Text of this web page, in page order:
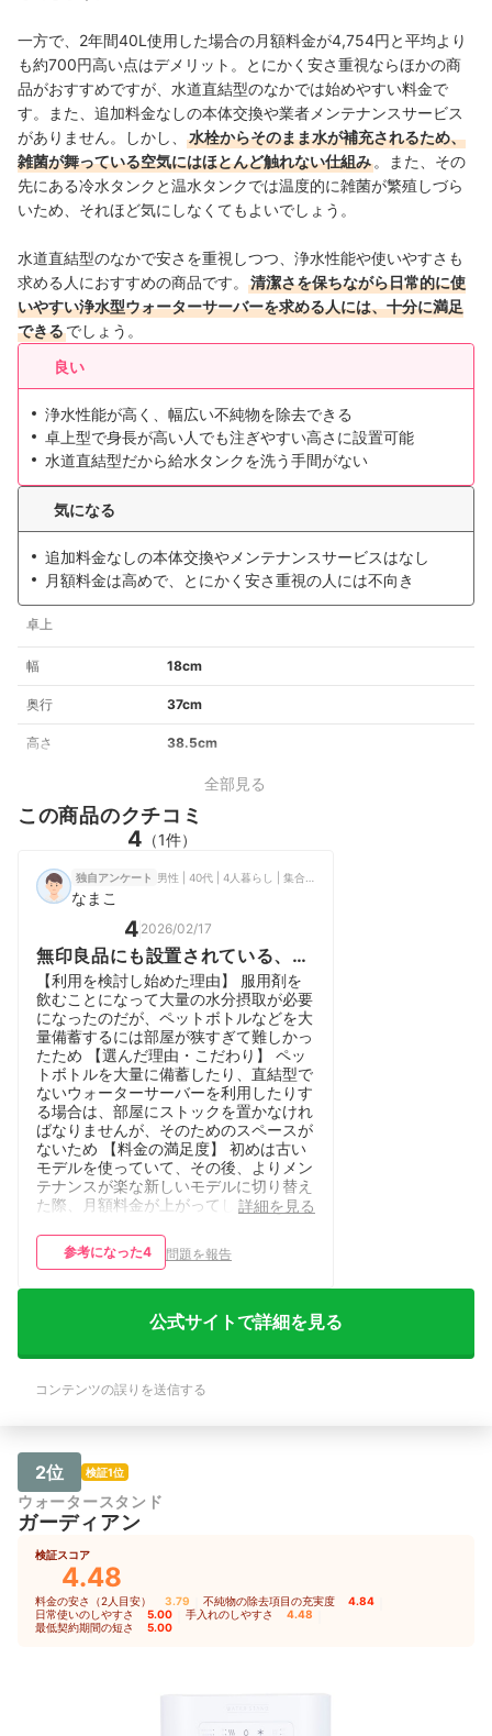
一方で、2年間40L使用した場合の月額料金が4,754円と平均より
も約700円高い点はデメリット。とにかく安さ重視ならほかの商
品がおすすめですが、水道直結型のなかでは始めやすい料金で
す。また、追加料金なしの本体交換や業者メンテナンスサービス
がありません。しかし、
水栓からそのまま水が補充されるため、
雑菌が舞っている空気にはほとんど触れない仕組み 。また、その
先にある冷水タンクと温水タンクでは温度的に雑菌が繁殖しづら
いため、それほど気にしなくてもよいでしょう。
水道直結型のなかで安さを重視しつつ、浄水性能や使いやすさも
求める人におすすめの商品です。
清潔さを保ちながら日常的に使
いやすい浄水型ウォーターサーバーを求める人には、十分に満足
できるでしょう。
良い
浄水性能が高く、幅広い不純物を除去できる
卓上型で身長が高い人でも注ぎやすい高さに設置可能
水道直結型だから給水タンクを洗う手間がない
気になる
追加料金なしの本体交換やメンテナンスサービスはなし
月額料金は高めで、とにかく安さ重視の人には不向き
卓上
幅 18cm
奥行 37cm
高さ 38.5cm
全部見る
この商品のクチコミ
4 （1件）
独自アンケート
なまこ
4 2026/02/17
無印良品にも設置されている、エ
コでおしゃれな浄水型ウォーター
サーバー。
【利用を検討し始めた理由】 服用剤を
飲むことになって大量の水分摂取が必要
になったのだが、ペットボトルなどを大
量備蓄するには部屋が狭すぎて難しかっ
たため 【選んだ理由・こだわり】 ペッ
トボトルを大量に備蓄したり、直結型で
ないウォーターサーバーを利用したりす
る場合は、部屋にストックを置かなけれ
ばなりませんが、そのためのスペースが
ないため 【料金の満足度】 初めは古い
モデルを使っていて、その後、よりメン
テナンスが楽な新しいモデルに切り替え
た際、月額料金が上がってしまいまし
はずなのに、料金が上がるのはあまり納
得できず、少し高いなと感じています。
た。月額料金しかないものだと思ってい
たので、そのようなキャンペーンの存在
やすさ】 基本的な使い方としては問題
いづらい。1分間などに設定変更ができ
れば、非常に便利なのにと思う。 【デ
ザイン・サイズの満足度】 初めに契約
していたのはとても巨大なタイプだった
イズだけが小さいタイプには非常に満足
しています。 ただ、客観的に見ると、
キッチンやリビングの片隅にその筐体が
あるのは、たとえ小型化されたとして
も、まだ少し大きすぎるのかなというふ
詳細を見る
参考になった4 問題を報告
公式サイトで詳細を見る
コンテンツの誤りを送信する
2位 検証1位
ウォータースタンド
ガーディアン
検証スコア
4.48
料金の安さ（2人目安） 3.79 不純物の除去項目の充実度 4.84
日常使いのしやすさ 5.00 手入れのしやすさ 4.48
最低契約期間の短さ 5.00